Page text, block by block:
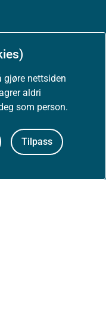
gjøre nettsiden
aldri
som person.
Tilpass